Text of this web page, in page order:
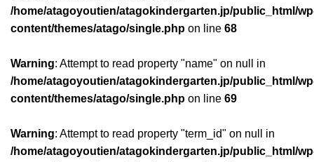
/home/atagoyoutien/atagokindergarten.jp/public_html/
content/themes/atago/single.php on line 68
Warning: Attempt to read property "name" on null in
/home/atagoyoutien/atagokindergarten.jp/public_html/
content/themes/atago/single.php on line 69
Warning: Attempt to read property "term_id" on null in
/home/atagoyoutien/atagokindergarten.jp/public_html/